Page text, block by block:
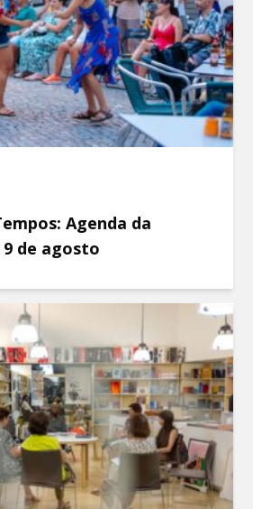
Agenda da
9 de agosto